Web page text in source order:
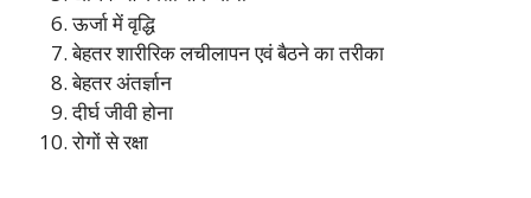
ऊर्जा में वृद्धि
बेहतर शारीरिक लचीलापन एवं बैठने का तरीका
बेहतर अंतर्ज्ञान
दीर्घ जीवी होना
रोगों से रक्षा